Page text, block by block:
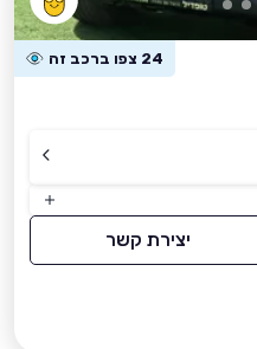
24 צפו ברכב זה
יצירת קשר